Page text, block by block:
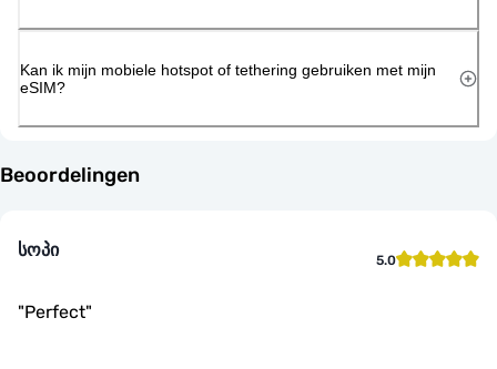
Kan ik mijn mobiele hotspot of tethering gebruiken met mijn
eSIM?
Beoordelingen
სოპი 5.0
"Perfect"